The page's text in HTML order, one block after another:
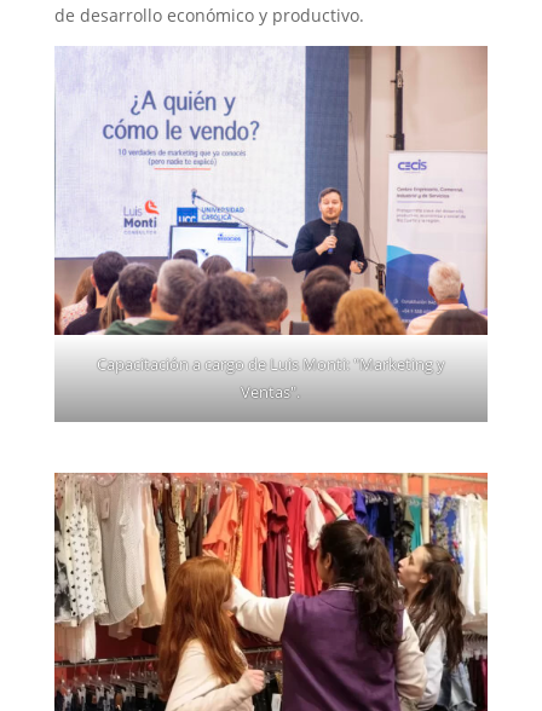
de desarrollo económico y productivo.
Capacitación a cargo de Luis Monti: "Marketing y
Ventas".